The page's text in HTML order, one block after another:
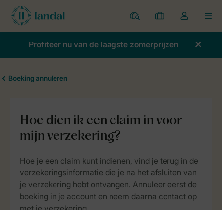
Parken
Mijn
boekingen
Open
de
dropdown
Profiteer nu van de laagste zomerprijzen